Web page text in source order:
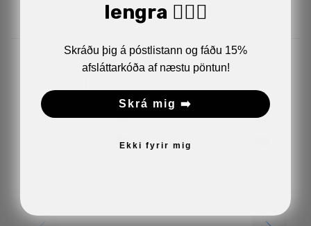
lengra 🏋🏼‍♂️
Skráðu þig á póstlistann og fáðu 15%
afsláttarkóða af næstu pöntun!
Skrá mig ➡️
Ekki fyrir mig